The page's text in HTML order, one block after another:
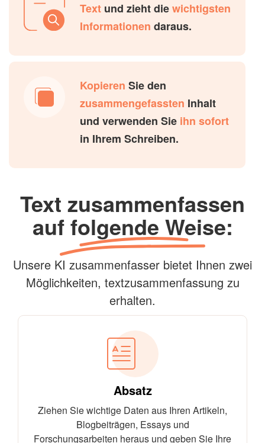
Text und zieht diewichtigsten
Informationen daraus.
Kopieren Sie den
zusammengefassten Inhalt
und verwenden Sie ihn sofort
in Ihrem Schreiben.
Text zusammenfassen
auf folgende Weise:
Unsere KI zusammenfasser bietet Ihnen zwei
Möglichkeiten, textzusammenfassung zu
erhalten.
Absatz
Ziehen Sie wichtige Daten aus Ihren Artikeln,
Blogbeiträgen, Essays und
Forschungsarbeiten heraus und geben Sie Ihre